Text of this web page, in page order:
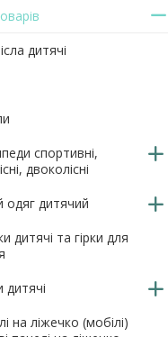
дитячі
спортивні,
двоколісні
одяг дитячий
дитячі та гірки для
дитячі
на ліжечко (мобілі)